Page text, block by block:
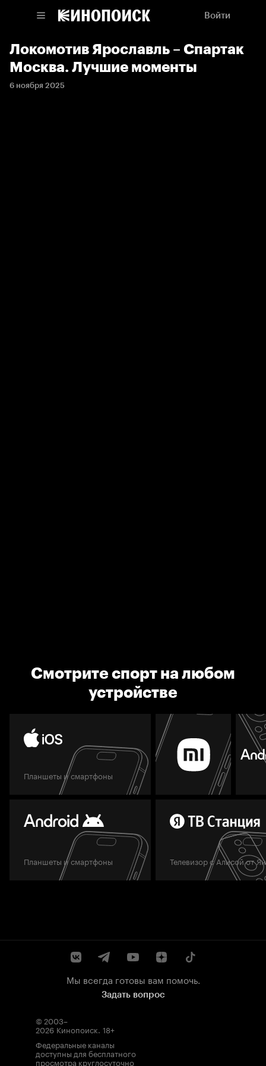
Войти
Локомотив Ярославль – Спартак
Москва. Лучшие моменты
6 ноября 2025
Смотрите спорт на любом
устройстве
Планшеты и смартфоны
Планшеты и смартфоны Телевизор с Алисой от
Мы всегда готовы вам помочь.
Задать вопрос
© 2003–
2026 Кинопоиск. 18+
Федеральные каналы
доступны для бесплатного
просмотра круглосуточно